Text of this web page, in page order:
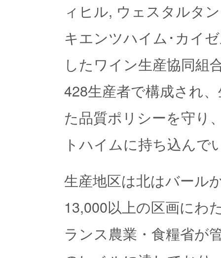
ィヒル, ウェスタルタ
キエンツハイム･カイ
したワイン生産協同組
428生産者で構成され
た品質ポリシーを守り
トハイムに持ち込んで
生産地区は北はバール
13,000以上の区画にわ
ランス農業・食糧省が